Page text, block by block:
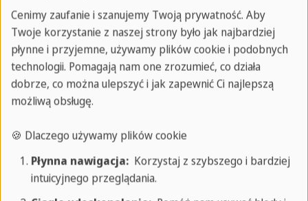
Nasze zajęcia dodatkowe w Londynie
Północnym
Nasze London Pólnocny College oferuje wyjątkową
korzyść, że większość aktywności rekreacyjnych
może odbywać się bezpośrednio na terenie
Cenimy zaufanie i szanujemy Twoją prywatność. Aby
Twoje korzystanie z naszej strony było jak najbardziej
płynne i przyjemne, używamy plików cookie i podobnych
technologii. Pomagają nam one zrozumieć, co działa
dobrze, co można ulepszyć i jak zapewnić Ci najlepszą
możliwą obsługę.
🍪 Dlaczego używamy plików cookie
Płynna nawigacja:Korzystaj z szybszego i bardziej
intuicyjnego przeglądania.